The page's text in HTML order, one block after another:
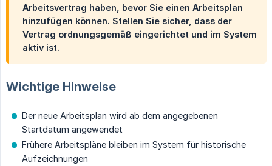
Arbeitsvertrag haben, bevor Sie einen Arbeitsplan
hinzufügen können. Stellen Sie sicher, dass der
Vertrag ordnungsgemäß eingerichtet und im System
aktiv ist.
Wichtige Hinweise
Der neue Arbeitsplan wird ab dem angegebenen
Startdatum angewendet
Frühere Arbeitspläne bleiben im System für historische
Aufzeichnungen